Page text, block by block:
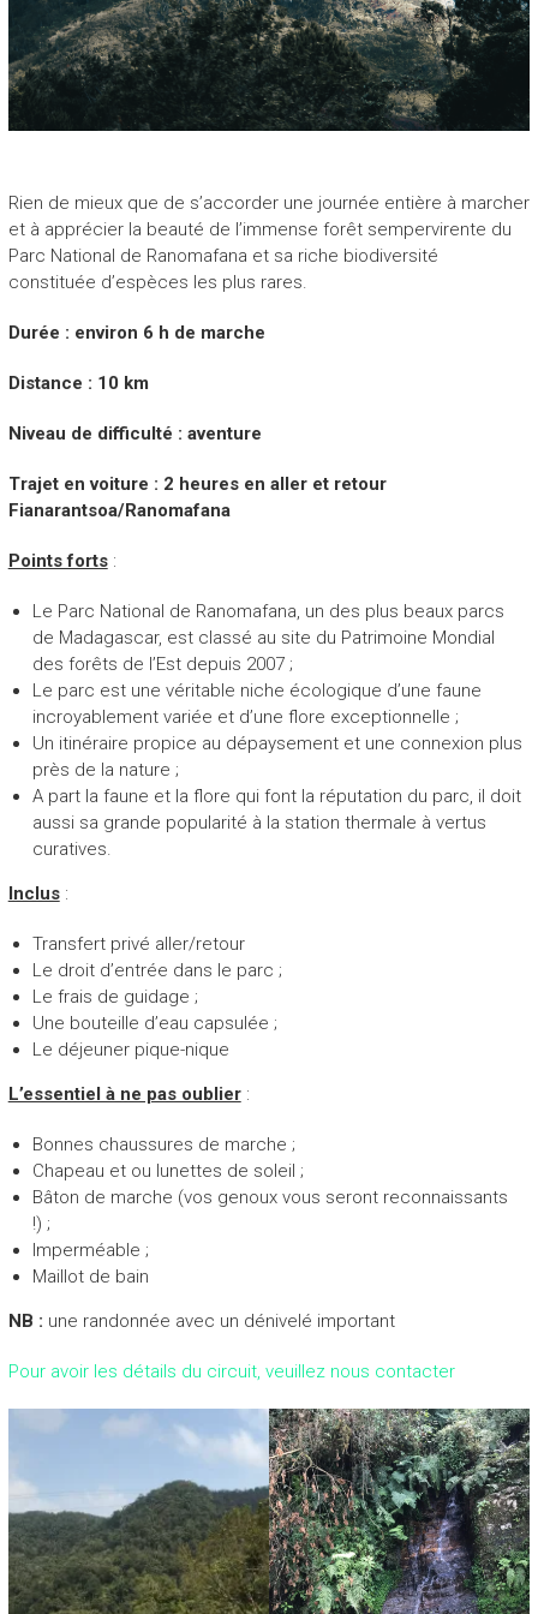
P
E
H
A
I
N
A
N
u
e
u
v
y
g
e
,
n
o
u
v
e
l
h
r
z
o
n
,
n
u
e
l
l
e
i
n
p
r
n
”
Rien de mieux que de s’accorder une journée entière à marcher
et à apprécier la beauté de l’immense forêt sempervirente du
Parc National de Ranomafana et sa riche biodiversité
constituée d’espèces les plus rares.
Durée : environ 6 h de marche
Distance : 10 km
Niveau de difficulté : aventure
Trajet en voiture : 2 heures en aller et retour
Fianarantsoa/Ranomafana
Points forts:
Le Parc National de Ranomafana, un des plus beaux parcs
de Madagascar, est classé au site du Patrimoine Mondial
des forêts de l’Est depuis 2007 ;
Le parc est une véritable niche écologique d’une faune
incroyablement variée et d’une flore exceptionnelle ;
Un itinéraire propice au dépaysement et une connexion plus
près de la nature ;
A part la faune et la flore qui font la réputation du parc, il doit
aussi sa grande popularité à la station thermale à vertus
curatives.
Inclus:
Transfert privé aller/retour
Le droit d’entrée dans le parc ;
Le frais de guidage ;
Une bouteille d’eau capsulée ;
Le déjeuner pique-nique
L’essentiel à ne pas oublier:
Bonnes chaussures de marche ;
Chapeau et ou lunettes de soleil ;
Bâton de marche (vos genoux vous seront reconnaissants
!) ;
Imperméable ;
Maillot de bain
NB : une randonnée avec un dénivelé important
Pour avoir les détails du circuit, veuillez nous contacter